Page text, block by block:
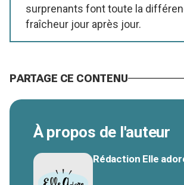
surprenants font toute la
fraîcheur jour après jour.
PARTAGE CE CONTENU
À propos de l'auteur
Rédaction Elle